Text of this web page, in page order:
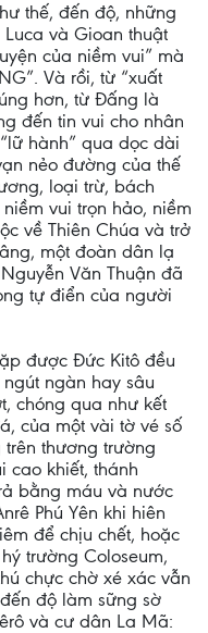
thế, đến độ, những
và Gioan thuật
của niềm vui” mà
Và rồi, từ “xuất
hơn, từ Đấng là
đến tin vui cho nhân
hành” qua dọc dài
nẻo đường của thế
loại trừ, bách
vui trọn hảo, niềm
về Thiên Chúa và trở
một đoàn dân lạ
Văn Thuận đã
tự điển của người
được Đức Kitô đều
ngàn hay sâu
chóng qua như kết
của một vài tờ vé số
thương trường
cao khiết, thánh
bằng máu và nước
Phú Yên khi hiên
để chịu chết, hoặc
trường Coloseum,
chực chờ xé xác vẫn
độ làm sững sờ
và cư dân La Mã: